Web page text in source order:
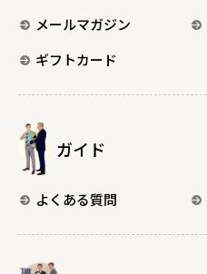
メールマガジン
ギフトカード
ガイド
よくある質問